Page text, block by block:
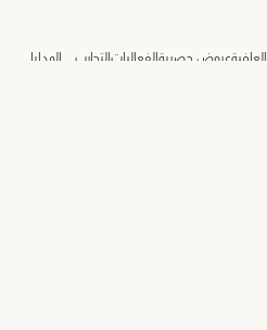
العافيةعروض حصريةالفعالياتالتجارب الهدايا